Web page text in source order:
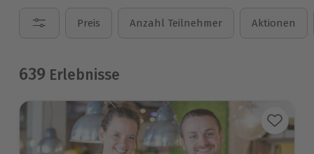
Preis Anzahl Teilnehmer Aktionen
639 Erlebnisse